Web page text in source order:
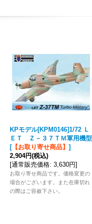
KPモデル[KPM0146]1/72 Ｌ
ＥＴ Ｚ－３７ＴＭ軍用機型
[【お取り寄せ商品】 ]
2,904円(税込)
[通常販売価格: 3,630円]
お取り寄せ商品です。価格変更の
場合がございます。また在庫切れ
の際はご容赦下さい。